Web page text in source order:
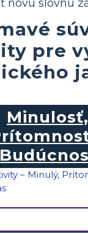
novú slovnú
pre
Minulosť,